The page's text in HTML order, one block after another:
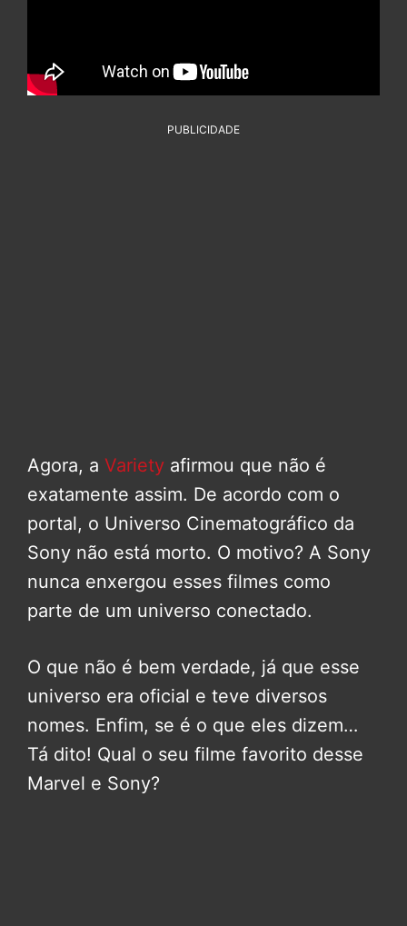
PUBLICIDADE
Agora, a Variety afirmou que não é
exatamente assim. De acordo com o
portal, o Universo Cinematográfico da
Sony não está morto. O motivo? A Sony
nunca enxergou esses filmes como
parte de um universo conectado.
O que não é bem verdade, já que esse
universo era oficial e teve diversos
nomes. Enfim, se é o que eles dizem…
Tá dito! Qual o seu filme favorito desse
Marvel e Sony?